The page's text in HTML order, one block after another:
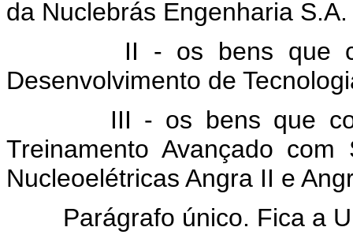
da Nuclebrás Engenharia
II - os bens que
Desenvolvimento de
III - os bens que
Treinamento Avançado
Nucleoelétricas Angra II e
Parágrafo único. Fica a